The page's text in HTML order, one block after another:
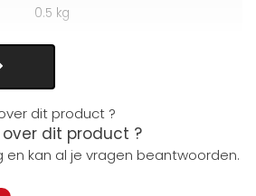
0.5 kg
dit product ?
en kan al je vragen beantwoorden.